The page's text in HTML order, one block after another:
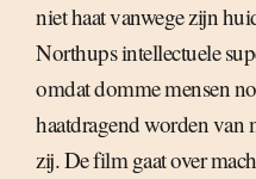
niet haat vanwege zijn
Northups intellectuele
omdat domme mensen
haatdragend worden van
zij. De film gaat over